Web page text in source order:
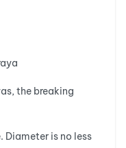
the breaking
Diameter is no less